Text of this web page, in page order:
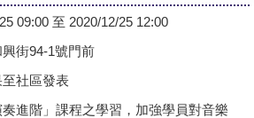
09:00 至 2020/12/25 12:00
街94-1號門前
社區發表
奏進階」課程之學習，加強學員對音樂